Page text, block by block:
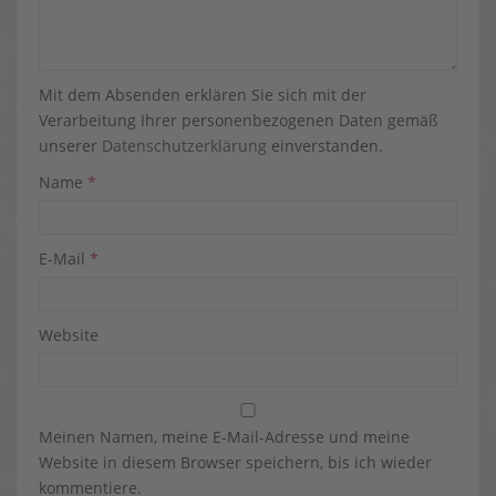
Mit dem Absenden erklären Sie sich mit der
Verarbeitung Ihrer personenbezogenen Daten gemäß
unserer Datenschutzerklärung einverstanden.
Name *
E-Mail *
Website
Meinen Namen, meine E-Mail-Adresse und meine
Website in diesem Browser speichern, bis ich wieder
kommentiere.